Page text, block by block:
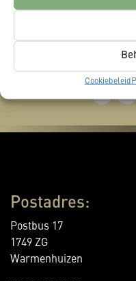
Cookiebeleid
Postadres:
Postbus 17
1749 ZG
Warmenhuizen